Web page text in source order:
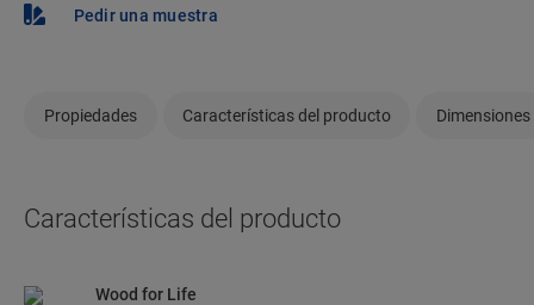
Pedir una muestra
Propiedades Características del producto Dimensiones
Características del producto
Wood for Life